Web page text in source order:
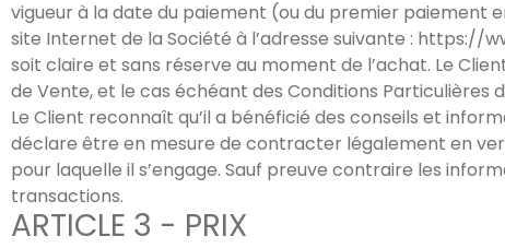
vigueur à la date du paiement (ou du premier paiement
site Internet de la Société à l’adresse suivante : https://
soit claire et sans réserve au moment de l’achat. Le
de Vente, et le cas échéant des Conditions Particulières
Le Client reconnaît qu’il a bénéficié des conseils et
déclare être en mesure de contracter légalement en
pour laquelle il s’engage. Sauf preuve contraire les
transactions.
ARTICLE 3 - PRIX